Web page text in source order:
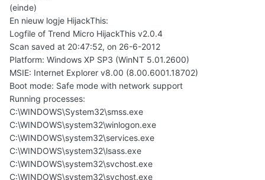
(einde)
En nieuw logje HijackThis:
Logfile of Trend Micro HijackThis v2.0.4
Scan saved at 20:47:52, on 26-6-2012
Platform: Windows XP SP3 (WinNT 5.01.2600)
MSIE: Internet Explorer v8.00 (8.00.6001.18702)
Boot mode: Safe mode with network support
Running processes:
C:\WINDOWS\System32\smss.exe
C:\WINDOWS\system32\winlogon.exe
C:\WINDOWS\system32\services.exe
C:\WINDOWS\system32\lsass.exe
C:\WINDOWS\system32\svchost.exe
C:\WINDOWS\system32\svchost.exe